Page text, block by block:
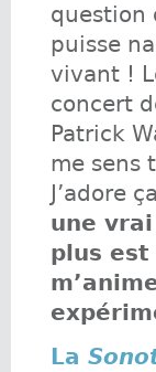
question
puisse
vivant !
concert
Patrick
me sens
J’adore
une
plus
La